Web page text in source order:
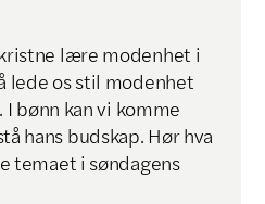
lære modenhet i
lede os stil modenhet
bønn kan vi komme
hans budskap. Hør hva
temaet i søndagens